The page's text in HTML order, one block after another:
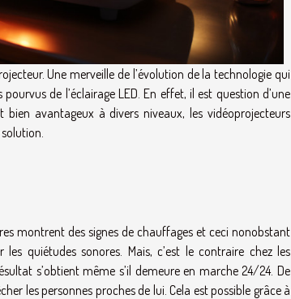
Une merveille de l’évolution de la technologie qui
de l’éclairage LED. En effet, il est question d’une
avantageux à divers niveaux, les vidéoprojecteurs
montrent des signes de chauffages et ceci nonobstant
quiétudes sonores. Mais, c’est le contraire chez les
s’obtient même s’il demeure en marche 24/24. De
les personnes proches de lui. Cela est possible grâce à